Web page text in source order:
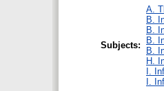
Subjects:
A.
B.
B.
B.
B.
H.
I.
I.